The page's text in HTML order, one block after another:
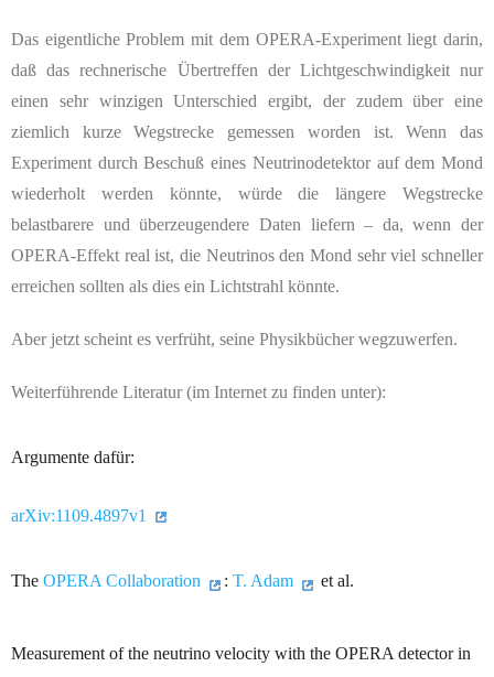
Das eigentliche Problem mit dem OPERA-Experiment liegt darin,
daß das rechnerische Übertreffen der Lichtgeschwindigkeit nur
einen sehr winzigen Unterschied ergibt, der zudem über eine
ziemlich kurze Wegstrecke gemessen worden ist. Wenn das
Experiment durch Beschuß eines Neutrinodetektor auf dem Mond
wiederholt werden könnte, würde die längere Wegstrecke
belastbarere und überzeugendere Daten liefern – da, wenn der
OPERA-Effekt real ist, die Neutrinos den Mond sehr viel schneller
erreichen sollten als dies ein Lichtstrahl könnte.
Aber jetzt scheint es verfrüht, seine Physikbücher wegzuwerfen.
Weiterführende Literatur (im Internet zu finden unter):
Argumente dafür:
arXiv:1109.4897v1
The OPERA Collaboration : T. Adam et al.
Measurement of the neutrino velocity with the OPERA detector in